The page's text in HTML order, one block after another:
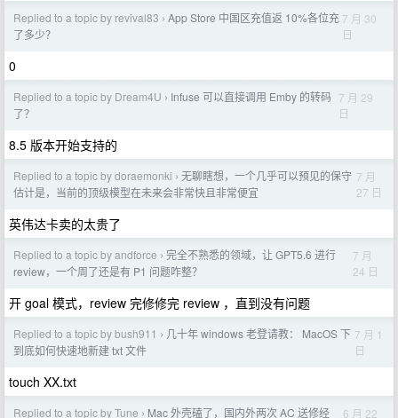
Replied to a topic by revival83 › App Store 中国区充值返 10%各位充
了多少？
7 月 30
日
0
Replied to a topic by Dream4U › Infuse 可以直接调用 Emby 的转码
了？
7 月 29
日
8.5 版本开始支持的
Replied to a topic by doraemonki › 无聊瞎想，一个几乎可以预见的保守
估计是，当前的顶级模型在未来会非常快且非常便宜
7 月
27 日
英伟达卡卖的太贵了
Replied to a topic by andforce › 完全不熟悉的领域，让 GPT5.6 进行
review，一个周了还是有 P1 问题咋整？
7 月
24 日
开 goal 模式，review 完修修完 review ，直到没有问题
Replied to a topic by bush911 › 几十年 windows 老登请教： MacOS 下
到底如何快速地新建 txt 文件
7 月 1
日
touch XX.txt
Replied to a topic by Tune › Mac 外壳磕了，国内外两次 AC 送修经 6 月 22